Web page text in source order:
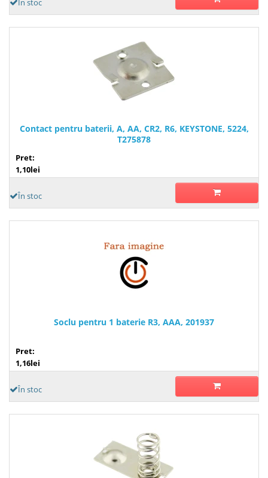
În stoc
Contact pentru baterii, A, AA, CR2, R6, KEYSTONE, 5224,
T275878
Pret:
1,10lei
În stoc
Soclu pentru 1 baterie R3, AAA, 201937
Pret:
1,16lei
În stoc